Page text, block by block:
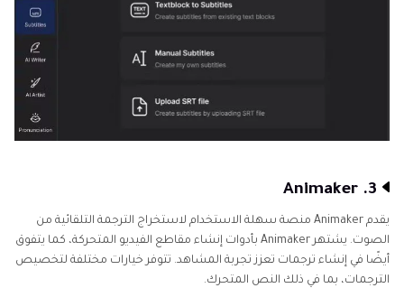
3. Animaker
يقدم Animaker منصة سهلة الاستخدام لاستخراج الترجمة التلقائية من
الصوت. يشتهر Animaker بأدوات إنشاء مقاطع الفيديو المتحركة، كما يتفوق
أيضًا في إنشاء ترجمات تعزز تجربة المشاهد. تتوفر خيارات مختلفة لتخصيص
الترجمات، بما في ذلك النص المتحرك.